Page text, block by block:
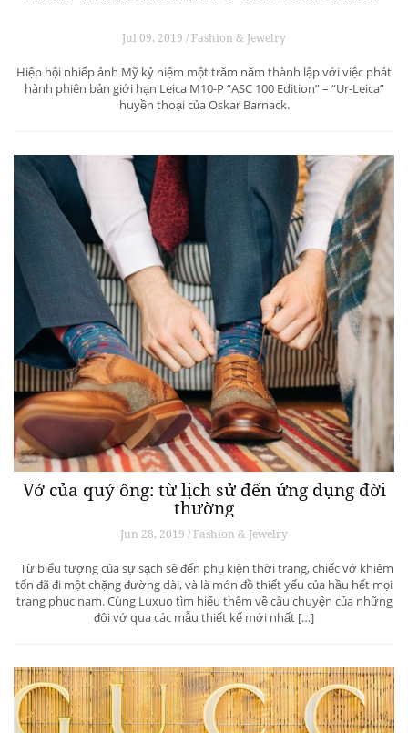
Jul 09, 2019 / Fashion & Jewelry
Hiệp hội nhiếp ảnh Mỹ kỷ niệm một trăm năm thành lập với việc phát
hành phiên bản giới hạn Leica M10-P “ASC 100 Edition” – “Ur-Leica”
huyền thoại của Oskar Barnack.
Vớ của quý ông: từ lịch sử đến ứng dụng đời
thường
Jun 28, 2019 / Fashion & Jewelry
Từ biểu tượng của sự sạch sẽ đến phụ kiện thời trang, chiếc vớ khiêm
tốn đã đi một chặng đường dài, và là món đồ thiết yếu của hầu hết mọi
trang phục nam. Cùng Luxuo tìm hiểu thêm về câu chuyện của những
đôi vớ qua các mẫu thiết kế mới nhất […]